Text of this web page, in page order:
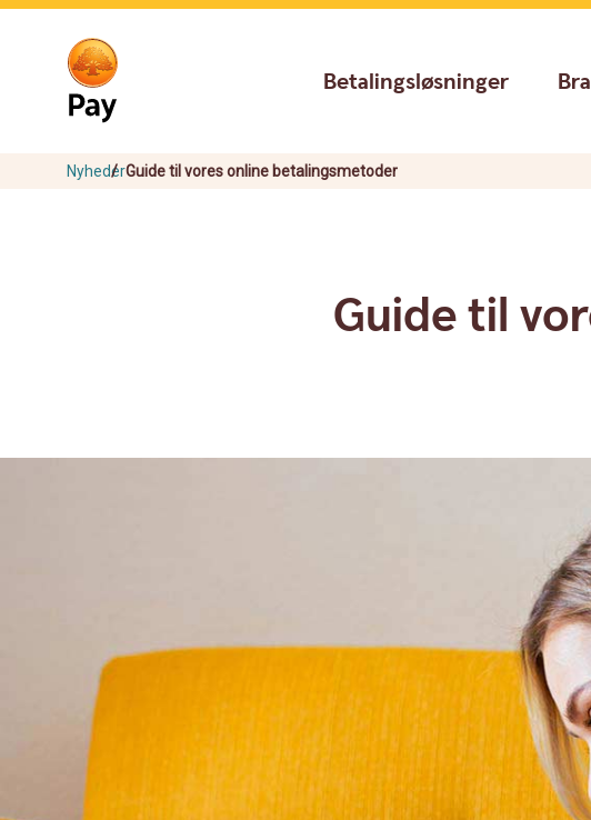
Go
navigation
Skip
Betalingsløsninger
NyhederGuide til vores online betalingsmetoder
Guide til